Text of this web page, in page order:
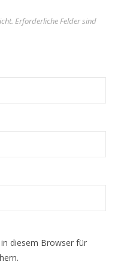
Erforderliche Felder sind
diesem Browser für